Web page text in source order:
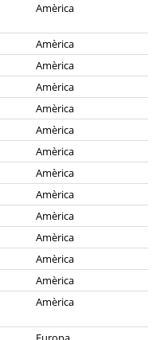
Amèrica
Amèrica
Amèrica
Amèrica
Amèrica
Amèrica
Amèrica
Amèrica
Amèrica
Amèrica
Amèrica
Amèrica
Amèrica
Amèrica